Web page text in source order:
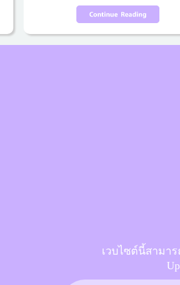
เวบไซต์นี้สามา